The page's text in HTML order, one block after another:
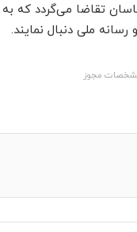
تقاضا می‌گردد که
ملی دنبال نمایند.
مجوز